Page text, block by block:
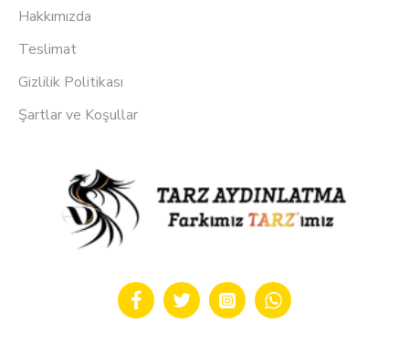
Hakkımızda
Teslimat
Gizlilik Politikası
Şartlar ve Koşullar